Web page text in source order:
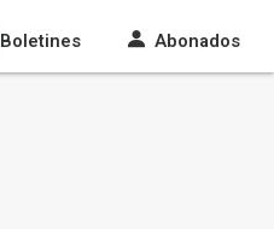
Boletines Abonados